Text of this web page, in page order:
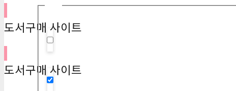
도서구매 사이트
도서구매 사이트